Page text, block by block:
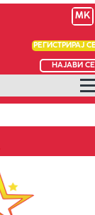
MK
РЕГИСТРИРАЈ
НАЈАВИ СЕ